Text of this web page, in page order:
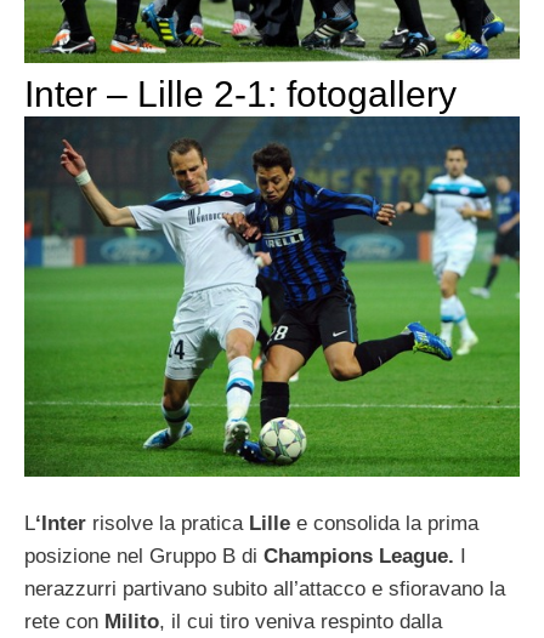
Inter – Lille 2-1: fotogallery
L‘Inter risolve la pratica Lille e consolida la prima
posizione nel Gruppo B di Champions League.
nerazzurri partivano subito all’attacco e sfioravano la
rete con Milito, il cui tiro veniva respinto dalla